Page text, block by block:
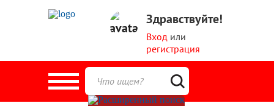
Здравствуйте!
Вход или
регистрация